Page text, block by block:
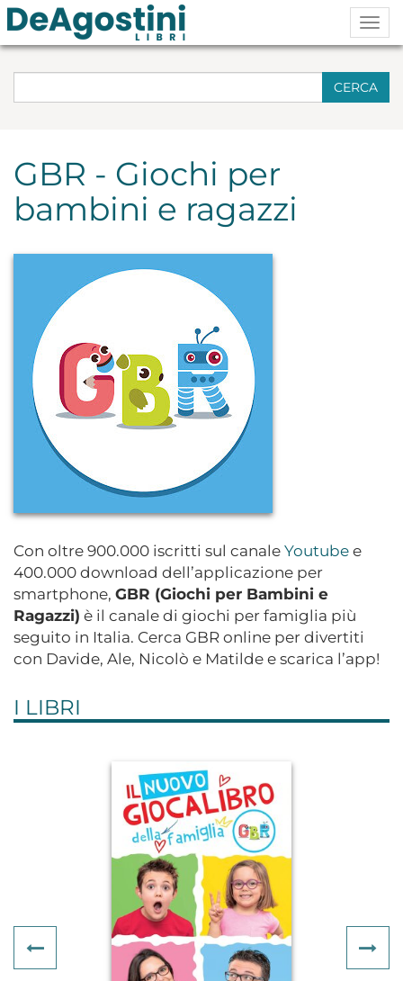
CERCA
GBR - Giochi per
bambini e ragazzi
Con oltre 900.000 iscritti sul canale Youtube e
400.000 download dell’applicazione per
smartphone, GBR (Giochi per Bambini e
Ragazzi) è il canale di giochi per famiglia più
seguito in Italia. Cerca GBR online per divertiti
con Davide, Ale, Nicolò e Matilde e scarica l’app!
I LIBRI
Previous